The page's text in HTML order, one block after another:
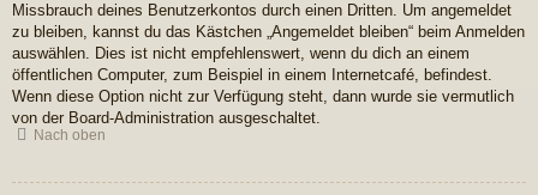
Missbrauch deines Benutzerkontos durch einen Dritten. Um angemeldet
zu bleiben, kannst du das Kästchen „Angemeldet bleiben“ beim Anmelden
auswählen. Dies ist nicht empfehlenswert, wenn du dich an einem
öffentlichen Computer, zum Beispiel in einem Internetcafé, befindest.
Wenn diese Option nicht zur Verfügung steht, dann wurde sie vermutlich
von der Board-Administration ausgeschaltet.
Nach oben